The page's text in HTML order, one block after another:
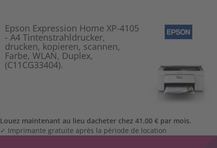
Epson Expression Home XP-4105
- A4 Tintenstrahldrucker,
drucken, kopieren, scannen,
Farbe, WLAN, Duplex,
(C11CG33404).
Louez maintenant au lieu dacheter chez 41.00 € par mois.
✓ Imprimante gratuite après la période de location